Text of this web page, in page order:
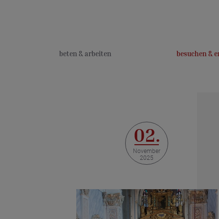
beten & arbeiten besuchen &
02.
November
2025